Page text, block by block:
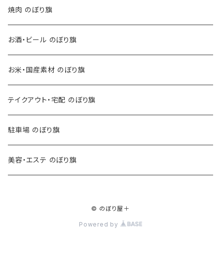
焼肉 のぼり旗
お酒・ビール のぼり旗
お米・国産素材 のぼり旗
テイクアウト・宅配 のぼり旗
駐車場 のぼり旗
美容・エステ のぼり旗
© のぼり屋＋
Powered by